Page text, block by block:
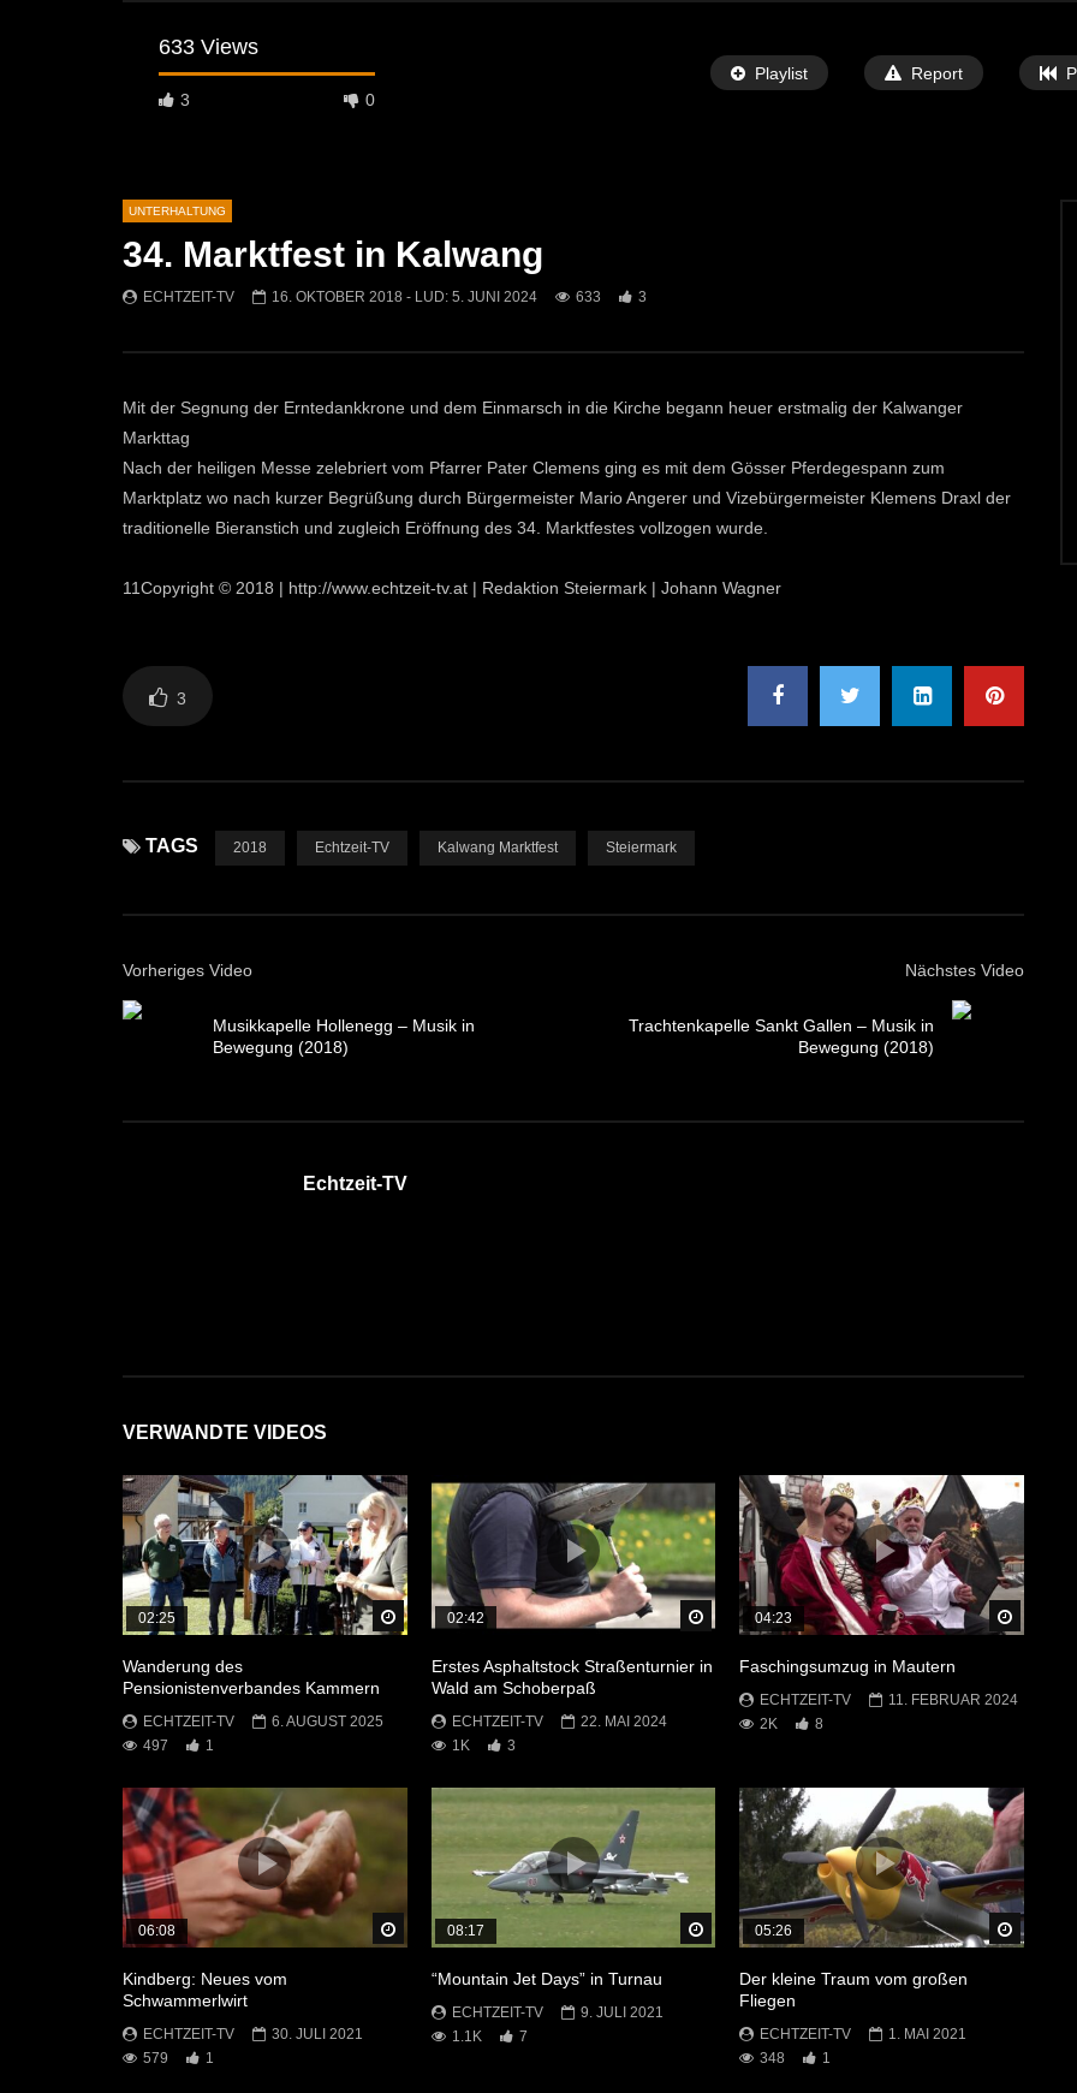
633 Views
3 0
Playlist Report
Später Ansehen
02:25 02:42
UNTERHALTUNG
34. Marktfest in Kalwang
ECHTZEIT-TV 16. OKTOBER 2018 - LUD: 5. JUNI 2024 633 3
Mit der Segnung der Erntedankkrone und dem Einmarsch in die Kirche begann heuer erstmalig der Kalwanger
Markttag
Nach der heiligen Messe zelebriert vom Pfarrer Pater Clemens ging es mit dem Gösser Pferdegespann zum
Marktplatz wo nach kurzer Begrüßung durch Bürgermeister Mario Angerer und Vizebürgermeister Klemens Draxl der
traditionelle Bieranstich und zugleich Eröffnung des 34. Marktfestes vollzogen wurde.
11Copyright © 2018 | http://www.echtzeit-tv.at | Redaktion Steiermark | Johann Wagner
3
TAGS 2018 Echtzeit-TV Kalwang Marktfest Steiermark
Vorheriges Video
Musikkapelle Hollenegg – Musik in
Bewegung (2018)
Nächstes Video
Trachtenkapelle Sankt Gallen – Musik in
Bewegung (2018)
Echtzeit-TV
VERWANDTE VIDEOS
Später Ansehen
02:25
Wanderung des
Pensionistenverbandes Kammern
ECHTZEIT-TV
6. AUGUST 2025
497
1
Später Ansehen
02:42
Erstes Asphaltstock Straßenturnier in
Wald am Schoberpaß
ECHTZEIT-TV
22. MAI 2024
1K
3
04:23
Faschingsumzug in Mautern
ECHTZEIT-TV
11. FEBRUAR 2024
2K
8
Später Ansehen
06:08
Kindberg: Neues vom
Schwammerlwirt
ECHTZEIT-TV
30. JULI 2021
579
1
Später Ansehen
08:17
“Mountain Jet Days” in Turnau
ECHTZEIT-TV
9. JULI 2021
1.1K
7
Später
05:26
Der kleine Traum vom großen
Fliegen
ECHTZEIT-TV
1. MAI 2021
348
1